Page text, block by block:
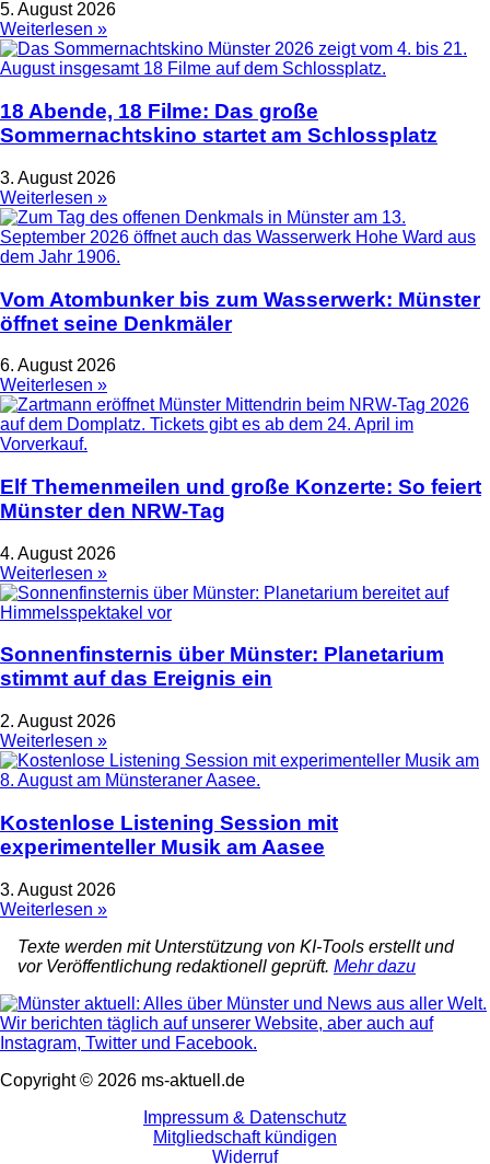
5. August 2026
Weiterlesen »
18 Abende, 18 Filme: Das große
Sommernachtskino startet am Schlossplatz
3. August 2026
Weiterlesen »
Vom Atombunker bis zum Wasserwerk: Münster
öffnet seine Denkmäler
6. August 2026
Weiterlesen »
Elf Themenmeilen und große Konzerte: So feiert
Münster den NRW-Tag
4. August 2026
Weiterlesen »
Sonnenfinsternis über Münster: Planetarium
stimmt auf das Ereignis ein
2. August 2026
Weiterlesen »
Kostenlose Listening Session mit
experimenteller Musik am Aasee
3. August 2026
Weiterlesen »
Texte werden mit Unterstützung von KI-Tools erstellt und
vor Veröffentlichung redaktionell geprüft. Mehr dazu
Copyright © 2026 ms-aktuell.de
Impressum & Datenschutz
Mitgliedschaft kündigen
Widerruf